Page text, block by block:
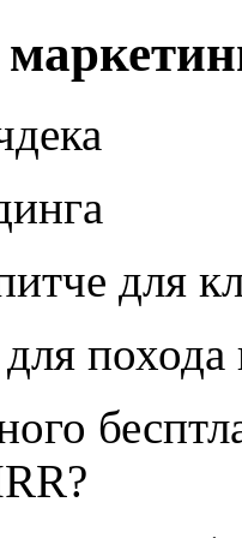
для
похода